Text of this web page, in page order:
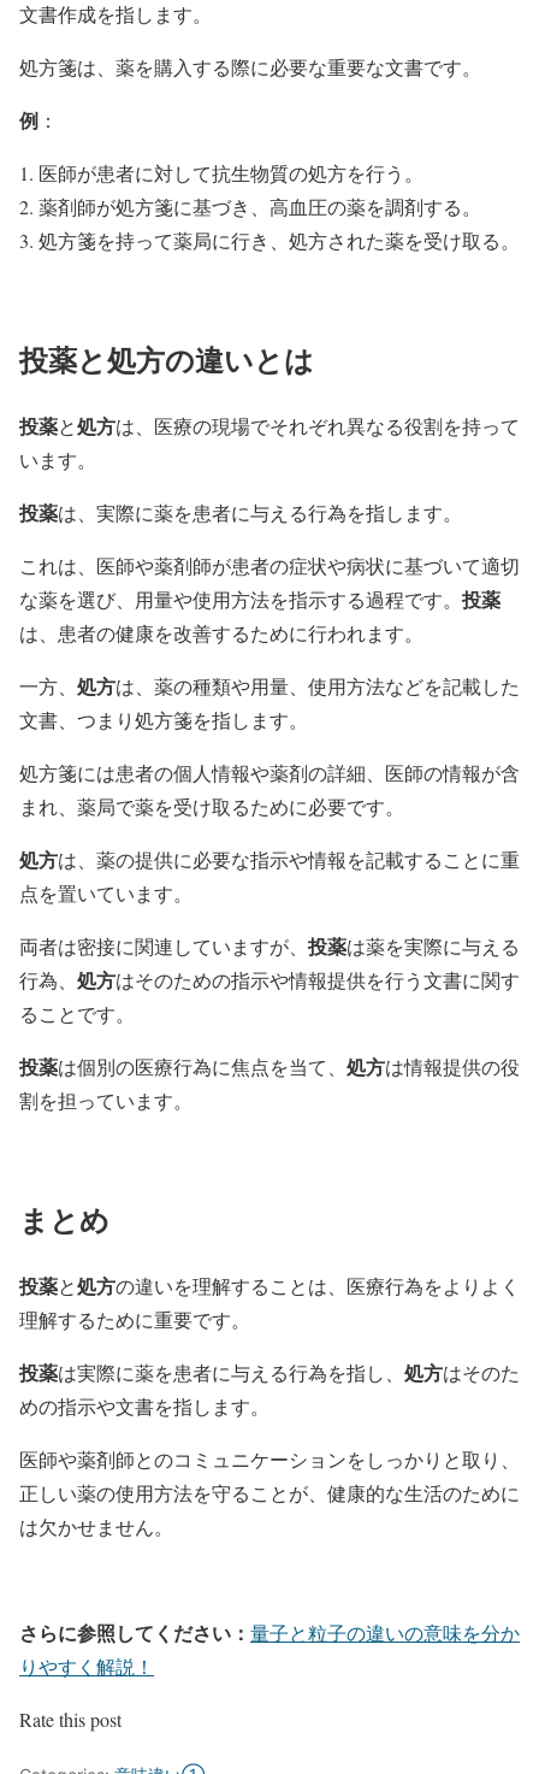
文書作成を指します。
処方箋は、薬を購入する際に必要な重要な文書です。
例 ：
医師が患者に対して抗生物質の処方を行う。
薬剤師が処方箋に基づき、高血圧の薬を調剤する。
処方箋を持って薬局に行き、処方された薬を受け取る。
投薬と処方の違いとは
投薬と処方は、医療の現場でそれぞれ異なる役割を持って
います。
投薬は、実際に薬を患者に与える行為を指します。
これは、医師や薬剤師が患者の症状や病状に基づいて適切
な薬を選び、用量や使用方法を指示する過程です。 投薬
は、患者の健康を改善するために行われます。
一方、 処方は、薬の種類や用量、使用方法などを記載した
文書、つまり処方箋を指します。
処方箋には患者の個人情報や薬剤の詳細、医師の情報が含
まれ、薬局で薬を受け取るために必要です。
処方は、薬の提供に必要な指示や情報を記載することに重
点を置いています。
両者は密接に関連していますが、 投薬は薬を実際に与える
行為、 処方はそのための指示や情報提供を行う文書に関す
ることです。
投薬は個別の医療行為に焦点を当て、 処方は情報提供の役
割を担っています。
まとめ
投薬と処方の違いを理解することは、医療行為をよりよく
理解するために重要です。
投薬は実際に薬を患者に与える行為を指し、 処方はそのた
めの指示や文書を指します。
医師や薬剤師とのコミュニケーションをしっかりと取り、
正しい薬の使用方法を守ることが、健康的な生活のために
は欠かせません。
さらに参照してください： 量子と粒子の違いの意味を分か
りやすく解説！
Rate this post